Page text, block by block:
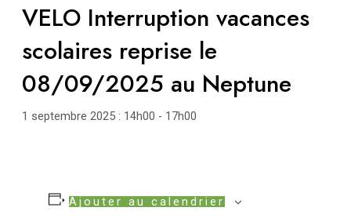
VELO Interruption vacances
scolaires reprise le
08/09/2025 au Neptune
1 septembre 2025 : 14h00 - 17h00
Ajouter au calendrier